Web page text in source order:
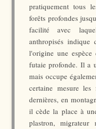
pratiquement tous
forêts profondes
facilité avec
anthropisés indique
l'origine une
futaie profonde. Il a
mais occupe
certaine mesure
dernières, en
il cède la place à
plastron, migrateur